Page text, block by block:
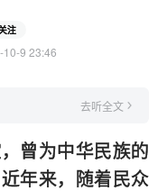
注
10-9 23:46
去听全文
曾为中华民族的
年来，随着民众